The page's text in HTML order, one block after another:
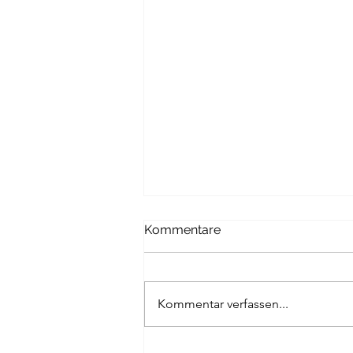
Kommentare
Kommentar verfassen...